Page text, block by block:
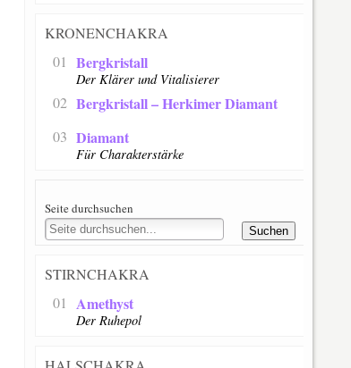
KRONENCHAKRA
01
Bergkristall
Der Klärer und Vitalisierer
02 Bergkristall – Herkimer Diamant
03 Diamant
Für Charakterstärke
Seite durchsuchen
STIRNCHAKRA
01
Amethyst
Der Ruhepol